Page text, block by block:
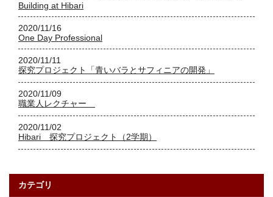
Building at Hibari
2020/11/16
One Day Professional
2020/11/11
探究プロジェクト「青いバラとサフィニアの開発」
2020/11/09
職業人レクチャー
2020/11/02
Hibari 探究プロジェクト（2学期）
カテゴリ